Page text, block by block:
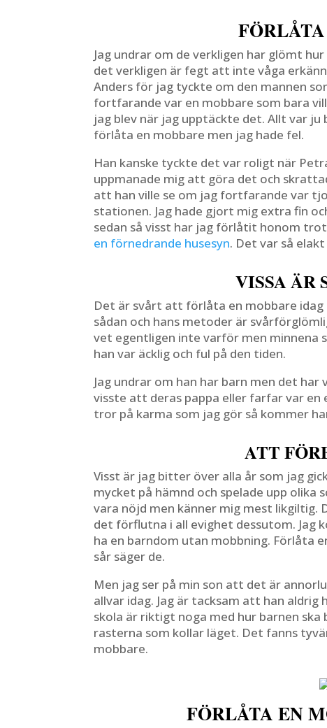
Jag undrar om de verkligen har glömt
det verkligen är fegt att inte våga
Anders för jag tyckte om den mannen
fortfarande var en mobbare som bara
jag blev när jag upptäckte det. Allt var ju
förlåta en mobbare men jag hade fel.
Han kanske tyckte det var roligt när
uppmanade mig att göra det och
att han ville se om jag fortfarande var
stationen. Jag hade gjort mig extra fin
sedan så visst har jag förlåtit honom
en förnedrande husesyn. Det var så
VISSA ÄR
Det är svårt att förlåta en mobbare idag
sådan och hans metoder är
vet egentligen inte varför men minnena
han var äcklig och ful på den tiden.
Jag undrar om han har barn men det
visste att deras pappa eller farfar var en
tror på karma som jag gör så kommer
ATT
Visst är jag bitter över alla år som jag
mycket på hämnd och spelade upp olika
vara nöjd men känner mig mest
det förflutna i all evighet dessutom. Jag
ha en barndom utan mobbning. Förlåta
sår säger de.
Men jag ser på min son att det är
allvar idag. Jag är tacksam att han aldrig
skola är riktigt noga med hur barnen
rasterna som kollar läget. Det fanns
mobbare.
FÖRLÅTA EN